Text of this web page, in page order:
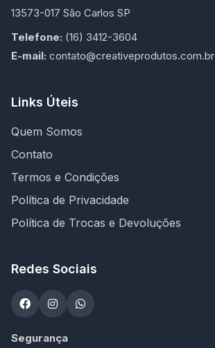
13573-017 São Carlos SP
Telefone: (16) 3412-3604
E-mail: contato@creativeprodutos.com.br
Links Úteis
Quem Somos
Contato
Termos e Condições
Política de Privacidade
Política de Trocas e Devoluções
Redes Sociais
Segurança